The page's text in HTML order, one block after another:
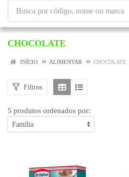
CHOCOLATE
INÍCIO ALIMENTAR CHOCOLATE
Filtros
5 produtos ordenados por: